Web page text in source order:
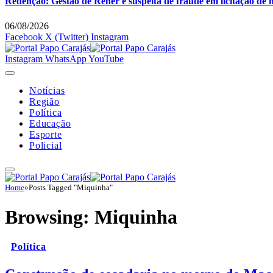
06/08/2026
Facebook X (Twitter) Instagram
Instagram WhatsAppYouTube
Notícias
Região
Política
Educação
Esporte
Policial
Home»Posts Tagged "Miquinha"
Browsing: Miquinha
Política